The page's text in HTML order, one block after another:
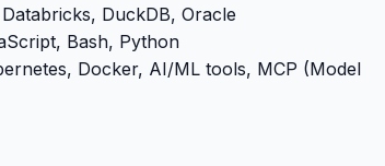
DuckDB, Oracle
Bash, Python
Docker, AI/ML tools, MCP (Model